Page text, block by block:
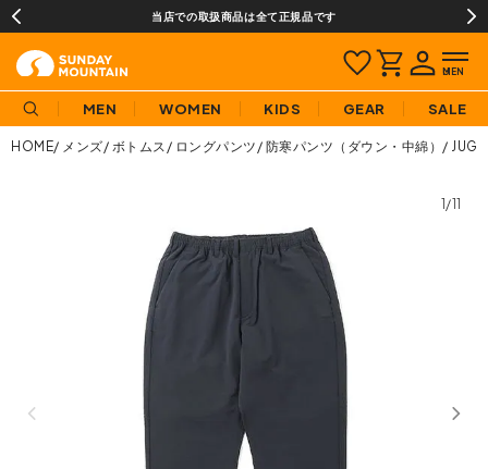
当店での取扱商品は全て正規品です
MEN WOMEN KIDS GEAR SALE
HOME メンズ ボトムス ロングパンツ 防寒パンツ（ダウン・中綿）
1/11